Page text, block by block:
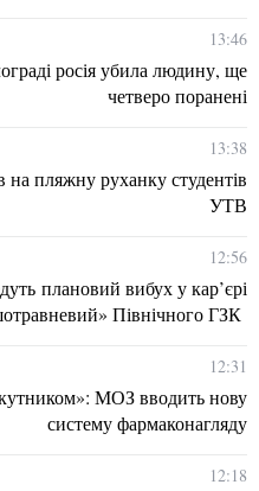
13:46
росія убила людину, ще
четверо поранені
13:38
на пляжну руханку студентів
УТВ
12:56
плановий вибух у кар’єрі
Північного ГЗК
12:31
МОЗ вводить нову
систему фармаконагляду
12:18